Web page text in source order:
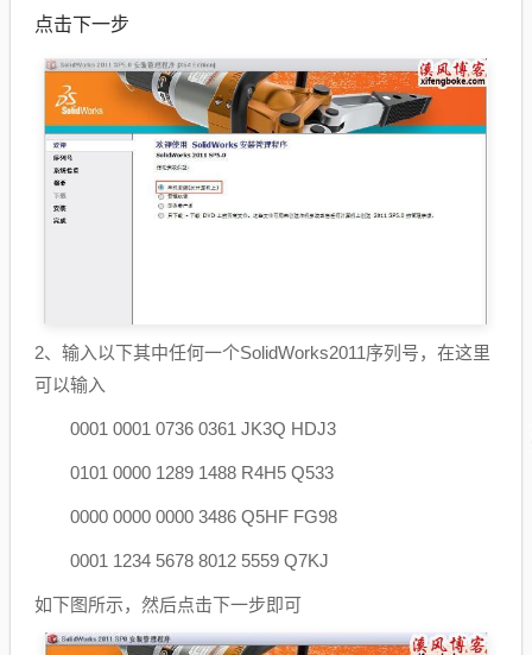
点击下一步
2、输入以下其中任何一个SolidWorks2011序列号，在这里
可以输入
0001 0001 0736 0361 JK3Q HDJ3
0101 0000 1289 1488 R4H5 Q533
0000 0000 0000 3486 Q5HF FG98
0001 1234 5678 8012 5559 Q7KJ
如下图所示，然后点击下一步即可